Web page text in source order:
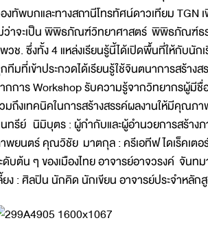
งทัพบกและทางสถานีโทรทัศน์ดาวเทียม
ว่าจะเป็น พิพิธภัณฑ์วิทยาศาสตร์ พิพิธภัณฑ์ธ
วช. ซึ่งทั้ง 4 แหล่งเรียนรู้นี้ได้เปิดพื้นที่ให้กับนั
ทีมที่เข้าประกวดได้เรียนรู้ใช้จินตนาการสร้า
กการ Workshop รับความรู้จากวิทยากรผู้มีชื่อ
มถึงเทคนิคในการสร้างสรรค์ผลงานให้มีคุณภ
ทรีย์ นิมิบุตร : ผู้กำกับและผู้อำนวยการสร้าง
พยนตร์ คุณวิชัย มาตกุล : ครีเอทีฟ ไดเร็คเต
ดับต้น ๆ ของเมืองไทย อาจารย์อาจวรงค์ จั
ยง : ศิลปิน นักคิด นักเขียน อาจารย์ประจำหลัก